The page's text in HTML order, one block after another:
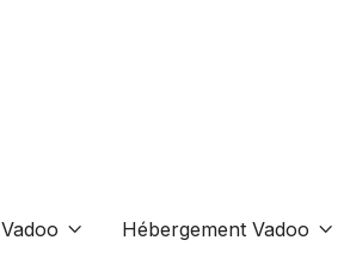
 Hébergement Vadoo 